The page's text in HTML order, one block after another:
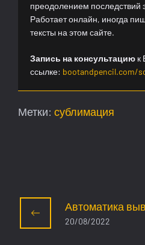
преодолением последствий
Работает онлайн, иногда
тексты на этом сайте.
Запись на консультацию к
ссылке: bootandpencil.com/
Метки: сублимация
Автоматика
20/08/2022